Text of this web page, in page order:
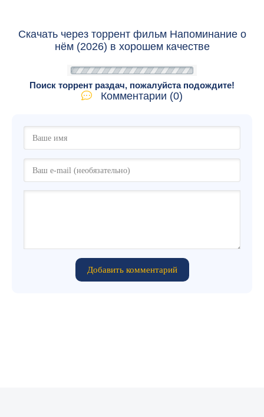
Скачать через торрент фильм Напоминание о
нём (2026) в хорошем качестве
Поиск торрент раздач, пожалуйста подождите!
Комментарии (0)
Добавить комментарий